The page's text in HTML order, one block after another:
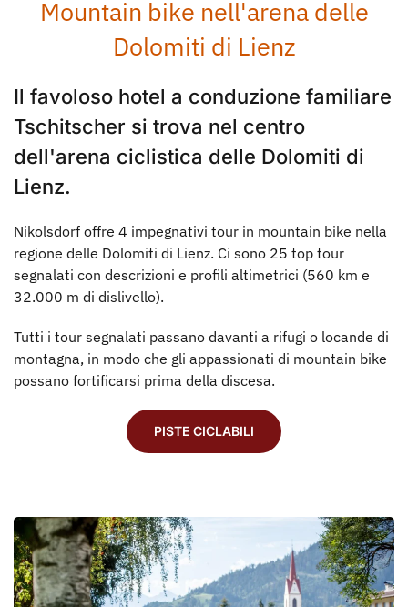
Mountain bike nell'arena delle
Dolomiti di Lienz
Il favoloso hotel a conduzione familiare
Tschitscher si trova nel centro
dell'arena ciclistica delle Dolomiti di
Lienz.
Nikolsdorf offre 4 impegnativi tour in mountain bike nella
regione delle Dolomiti di Lienz. Ci sono 25 top tour
segnalati con descrizioni e profili altimetrici (560 km e
32.000 m di dislivello).
Tutti i tour segnalati passano davanti a rifugi o locande di
montagna, in modo che gli appassionati di mountain bike
possano fortificarsi prima della discesa.
PISTE CICLABILI